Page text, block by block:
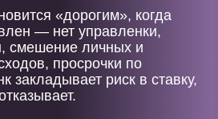
«дорогим», когда
— нет управленки,
смешение личных и
просрочки по
закладывает риск в ставку,